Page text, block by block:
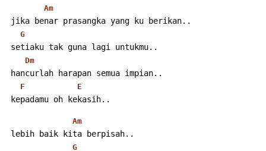
Am
jika benar prasangka yang ku berikan..
G
setiaku tak guna lagi untukmu..
Dm
hancurlah harapan semua impian..
F E
kepadamu oh kekasih..
Am
lebih baik kita berpisah..
G